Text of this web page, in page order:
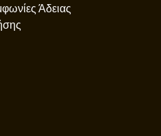
Άδειας